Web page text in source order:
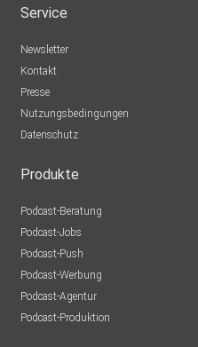
Service
Newsletter
Kontakt
Presse
Nutzungsbedingungen
Datenschutz
Produkte
Podcast-Beratung
Podcast-Jobs
Podcast-Push
Podcast-Werbung
Podcast-Agentur
Podcast-Produktion